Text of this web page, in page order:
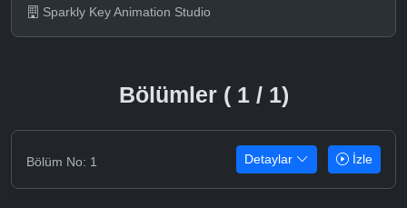
Sparkly Key Animation Studio
Bölümler ( 1 / 1)
Bölüm No: 1 Detaylar İzle